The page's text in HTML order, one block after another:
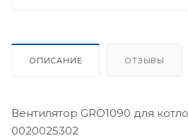
ОПИСАНИЕ ОТЗЫВЫ
Вентилятор GRO1090 для
0020025302